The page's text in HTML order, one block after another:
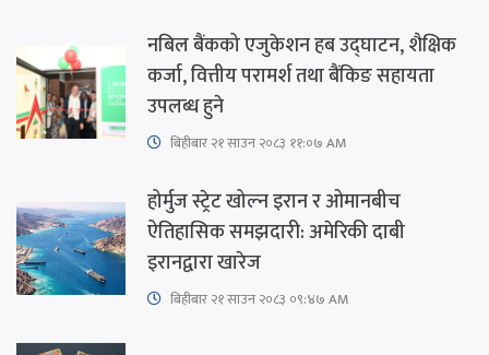
नबिल बैंकको एजुकेशन हब उद्घाटन, शैक्षिक
कर्जा, वित्तीय परामर्श तथा बैंकिङ सहायता
उपलब्ध हुने
बिहीबार २१ साउन २०८३ ११:०७ AM
होर्मुज स्ट्रेट खोल्न इरान र ओमानबीच
ऐतिहासिक समझदारी: अमेरिकी दाबी
इरानद्वारा खारेज
बिहीबार २१ साउन २०८३ ०९:४७ AM